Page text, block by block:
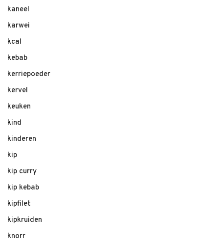
kaneel
karwei
kcal
kebab
kerriepoeder
kervel
keuken
kind
kinderen
kip
kip curry
kip kebab
kipfilet
kipkruiden
knorr